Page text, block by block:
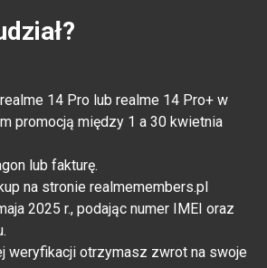
14 Pro lub realme 14 Pro+ w
promocją między 1 a 30 kwietnia
lub fakturę.
na stronie realmemembers.pl
2025 r., podając numer IMEI oraz
weryfikacji otrzymasz zwrot na swoje